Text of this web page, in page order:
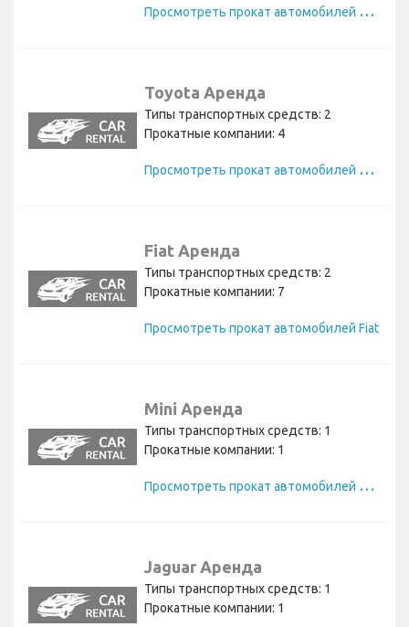
П
росмотреть прокат автомобилей Audi
Toyota Аренда
Типы транспортных средств: 2
Прокатные компании: 4
П
росмотреть прокат автомобилей Toyota
Fiat Аренда
Типы транспортных средств: 2
Прокатные компании: 7
Просмотреть прокат автомобилей Fiat
Mini Аренда
Типы транспортных средств: 1
Прокатные компании: 1
П
росмотреть прокат автомобилей Mini
Jaguar Аренда
Типы транспортных средств: 1
Прокатные компании: 1